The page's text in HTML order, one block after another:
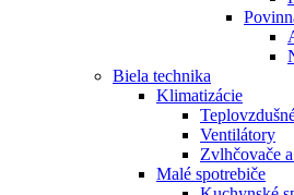
Biela technika
Klimatizácie
Ventilátory
Zvlhčovače
Malé spotrebiče